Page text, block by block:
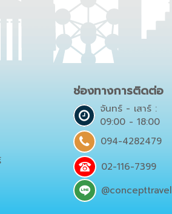
ช่องทางการติดต่อ
จันทร์ - เสาร์ :
09:00 - 18:00
094-4282479
02-116-7399
@concepttravel